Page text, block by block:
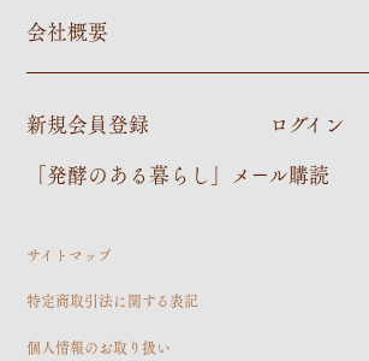
会社概要
新規会員登録
ログイン
「発酵のある暮らし」メール購読
サイトマップ
特定商取引法に関する表記
個人情報のお取り扱い